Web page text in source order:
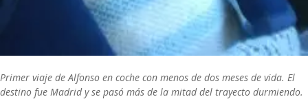
Primer viaje de Alfonso en coche con menos de dos meses de vida. El
destino fue Madrid y se pasó más de la mitad del trayecto durmiendo.